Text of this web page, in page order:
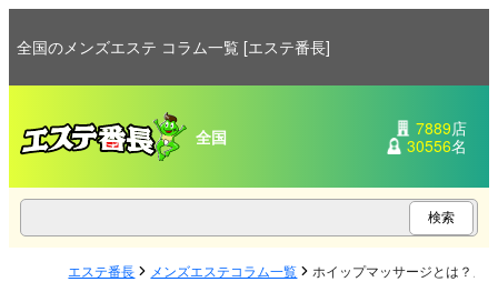
全国のメンズエステ コラム一覧 [エステ番長]
全国 7889店
30556名
エステ番長 メンズエステコラム一覧 ホイップマッサージとは？メ